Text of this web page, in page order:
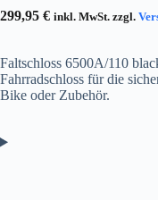
299,95 € inkl. MwSt. zzgl.
Faltschloss 6500A/110
Fahrradschloss für die
Bike oder Zubehör.